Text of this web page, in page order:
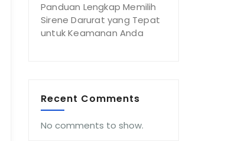
Panduan Lengkap Memilih
Sirene Darurat yang Tepat
untuk Keamanan Anda
Recent Comments
No comments to show.